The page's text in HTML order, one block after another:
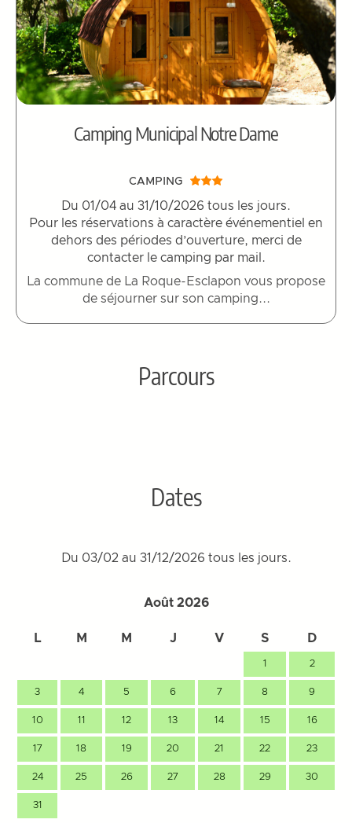
Camping Municipal Notre Dame
CAMPING
Du 01/04 au 31/10/2026 tous les jours.
Pour les réservations à caractère événementiel en
dehors des périodes d’ouverture, merci de
contacter le camping par mail.
La commune de La Roque-Esclapon vous propose
de séjourner sur son camping...
Parcours
Dates
Du 03/02 au 31/12/2026 tous les jours.
Août 2026
L M M J V S D
1 2
3 4 5 6 7 8 9
10 11 12 13 14 15 16
17 18 19 20 21 22 23
24 25 26 27 28 29 30
31